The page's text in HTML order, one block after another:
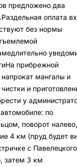
предложено два
оплата
без нормы
прибрежной
мангалы и
и
у
по
поворот налево,
4 км (пруд будет
с Павелецкого
затем 3 км